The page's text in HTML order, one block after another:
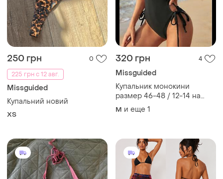
250 грн
0
225 грн с 12 авг.
Missguided
Купальний новий
ХS
320 грн 4
Missguided
Купальник монокини
размер 46-48 / 12-14 на
утяжке сдельный черный
шнуровка
M и еще 1